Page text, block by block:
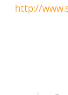
http://